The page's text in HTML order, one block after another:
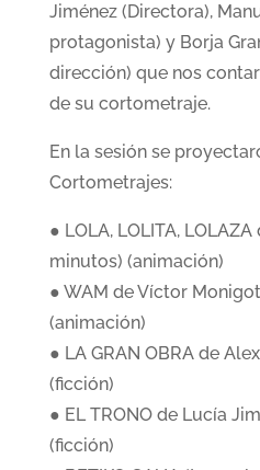
Jiménez (Directora),
protagonista) y Borja
dirección) que nos
de su cortometraje.
En la sesión se
Cortometrajes:
● LOLA, LOLITA,
minutos) (animación)
● WAM de Víctor
(animación)
● LA GRAN OBRA de
(ficción)
● EL TRONO de Lucía
(ficción)